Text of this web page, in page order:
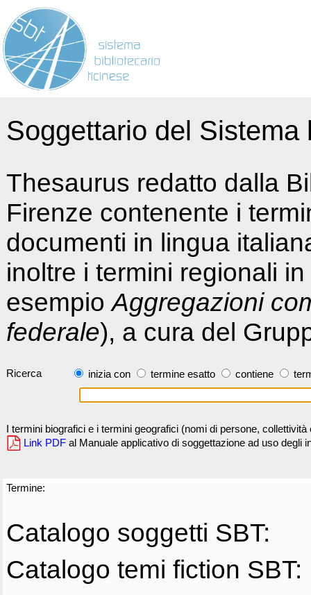
Soggettario del
Thesaurus redatto dalla
Firenze contenente i
documenti in lingua
inoltre i termini regionali
esempioAggregazioni
federale), a cura del
Ricerca inizia con termine esatto contiene
I termini biografici e i termini geografici (nomi di persone,
Link PDF al Manuale applicativo di soggettazione ad uso degli
Termine:
Catalogo soggetti SBT:
Catalogo temi fiction SBT: